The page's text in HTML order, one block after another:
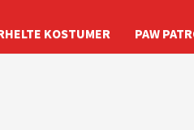
KOSTUMER PAW